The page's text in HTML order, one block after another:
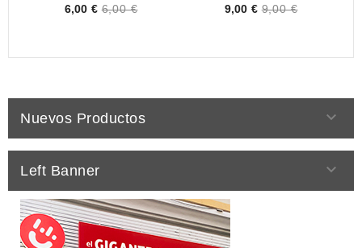
Price
6,00 € 6,00 €
Price
9,00 € 9,00 €
Nuevos Productos 
Left Banner 